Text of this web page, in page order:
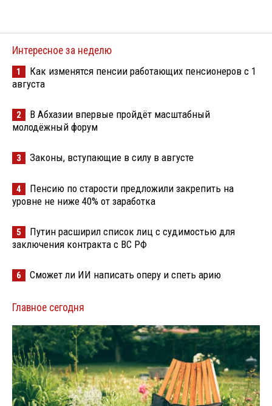
Интересное за неделю
1
Как изменятся пенсии работающих пенсионеров с 1
августа
2
В Абхазии впервые пройдёт масштабный
молодёжный форум
3 Законы, вступающие в силу в августе
4
Пенсию по старости предложили закрепить на
уровне не ниже 40% от заработка
5
Путин расширил список лиц с судимостью для
заключения контракта с ВС РФ
6 Сможет ли ИИ написать оперу и спеть арию
Главное сегодня